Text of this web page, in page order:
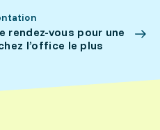
rendez-vous pour une
l’office le plus